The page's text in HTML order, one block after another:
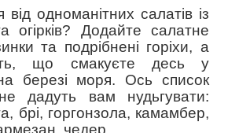
від одноманітних салатів із
огірків? Додайте салатне
та подрібнені горіхи, а
що смакуєте десь у
березі моря. Ось список
дадуть вам нудьгувати:
брі, горгонзола, камамбер,
чедер.